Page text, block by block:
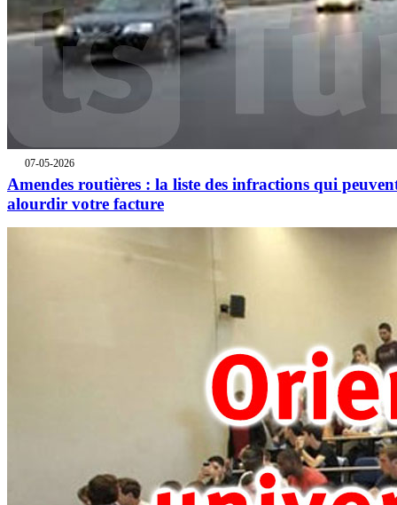
07-05-2026
Amendes routières : la liste des infractions qui
alourdir votre facture